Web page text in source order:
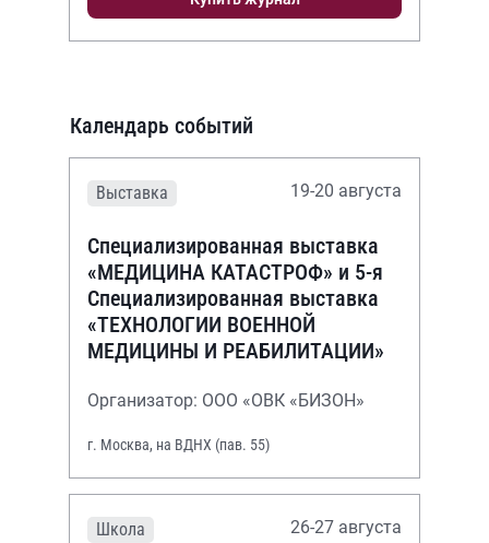
Календарь событий
Выставка 19-20 августа
Специализированная выставка
«МЕДИЦИНА КАТАСТРОФ» и 5-я
Специализированная выставка
«ТЕХНОЛОГИИ ВОЕННОЙ
МЕДИЦИНЫ И РЕАБИЛИТАЦИИ»
Организатор: ООО «ОВК «БИЗОН»
г. Москва, на ВДНХ (пав. 55)
Школа 26-27 августа